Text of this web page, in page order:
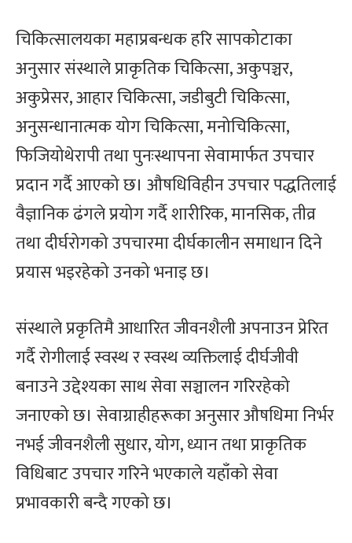
चिकित्सालयका महाप्रबन्धक हरि सापकोटाका
अनुसार संस्थाले प्राकृतिक चिकित्सा, अकुपञ्चर,
अकुप्रेसर, आहार चिकित्सा, जडीबुटी चिकित्सा,
अनुसन्धानात्मक योग चिकित्सा, मनोचिकित्सा,
फिजियोथेरापी तथा पुनःस्थापना सेवामार्फत उपचार
प्रदान गर्दै आएको छ। औषधिविहीन उपचार पद्धतिलाई
वैज्ञानिक ढंगले प्रयोग गर्दै शारीरिक, मानसिक, तीव्र
तथा दीर्घरोगको उपचारमा दीर्घकालीन समाधान दिने
प्रयास भइरहेको उनको भनाइ छ।
संस्थाले प्रकृतिमै आधारित जीवनशैली अपनाउन प्रेरित
गर्दै रोगीलाई स्वस्थ र स्वस्थ व्यक्तिलाई दीर्घजीवी
बनाउने उद्देश्यका साथ सेवा सञ्चालन गरिरहेको
जनाएको छ। सेवाग्राहीहरूका अनुसार औषधिमा निर्भर
नभई जीवनशैली सुधार, योग, ध्यान तथा प्राकृतिक
विधिबाट उपचार गरिने भएकाले यहाँको सेवा
प्रभावकारी बन्दै गएको छ।